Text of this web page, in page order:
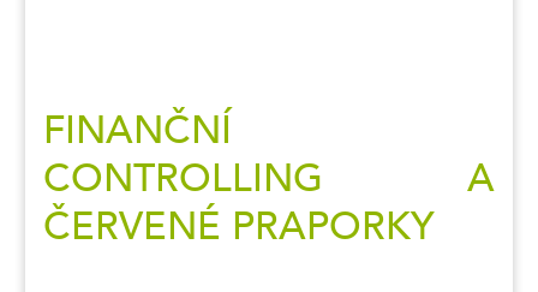
FINANČNÍ
CONTROLLING A
ČERVENÉ PRAPORKY